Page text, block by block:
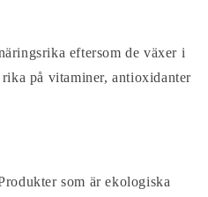
eftersom de växer i
på vitaminer, antioxidanter
som är ekologiska